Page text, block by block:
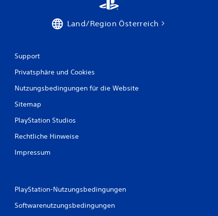
Land/Region Österreich
Support
Privatsphäre und Cookies
Nutzungsbedingungen für die Website
Sitemap
PlayStation Studios
Rechtliche Hinweise
Impressum
PlayStation-Nutzungsbedingungen
Softwarenutzungsbedingungen